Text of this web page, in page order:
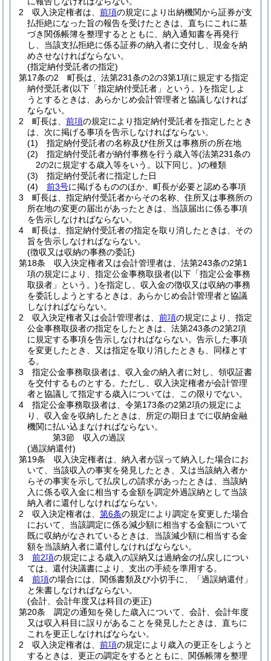
2
収入決定権者は、 前項の規定により出納機関から証券が支
払拒絶になった旨の報告を受けたときは、直ちにこれに基
づき関係帳簿を整理するとともに、納入通知書を再発行
し、当該支払拒絶に係る証券の納入者に交付し、現金を納
めさせなければならない。
(指定納付受託者の指定)
第17条の2
町長は、法第231条の2の3第1項に規定する指定
納付受託者(以下「指定納付受託者」という。)を指定しよ
うとするときは、あらかじめ会計管理者と協議しなければ
ならない。
2
町長は、 前項の規定により指定納付受託者を指定したとき
は、次に掲げる事項を告示しなければならない。
(1)
指定納付受託者の名称及び住所又は事務所の所在地
(2)
指定納付受託者が納付事務を行う歳入等(法第231条の
2の2に規定する歳入等をいう。以下同じ。)の種類
(3)
指定納付受託者に指定した日
(4)
前3号に掲げるもののほか、町長が必要と認める事項
3
町長は、指定納付受託者からその名称、住所又は事務所の
所在地の変更の届出があったときは、当該届出に係る事項
を告示しなければならない。
4
町長は、指定納付受託者の指定を取り消したときは、その
旨を告示しなければならない。
(徴収又は収納の事務の委託)
第18条
収入決定権者又は会計管理者は、法第243条の2第1
項の規定により、指定公金事務取扱者(以下「指定公金事務
取扱者」という。)を指定し、収入金の徴収又は収納の事務
を委託しようとするときは、あらかじめ会計管理者と協議
しなければならない。
2
収入決定権者又は会計管理者は、 前項の規定により、指定
公金事務取扱者の指定をしたときは、法第243条の2第2項
に規定する事項を告示しなければならない。 告示した事項
を変更したとき、又は指定を取り消したときも、同様とす
る。
3
指定公金事務取扱者は、収入金の納入者に対し、領収証書
を交付するものとする。 ただし、収入決定権者が会計管理
者と協議して指定する歳入については、この限りでない。
4
指定公金事務取扱者は、令第173条の2第2項の規定によ
り、収入金を収納したときは、所定の期日までに収納金融
機関に払い込まなければならない。
第3節
収入の過誤
(過誤納還付)
第19条
収入決定権者は、納入者が誤って納入した場合にお
いて、当該収入の事実を発見したとき、又は当該納入者か
らその事実を示して払戻しの請求があったときは、当該納
入に係る収入金に相当する金額を調定外過誤納として当該
納入者に還付しなければならない。
2
収入決定権者は、 第6条の規定により調定を変更した場合
において、当該調定に係る減少額に相当する金額について
既に収納がなされているときは、当該減少額に相当する金
額を当該納入者に還付しなければならない。
3
前2項の規定による歳入の誤納又は過納金の払戻しについ
ては、還付決議書により、支出の手続を準用する。
4
前項の場合には、関係書類及び小切手に、「過誤納還付」
と朱書しなければならない。
(会計、会計年度又は科目の更正)
第20条
調定の通知を発した歳入について、会計、会計年度
又は収入科目に誤りがあることを発見したときは、直ちに
これを更正しなければならない。
2
収入決定権者は、 前項の規定により歳入の更正をしようと
するときは、更正の調定をするとともに、関係帳簿を整理